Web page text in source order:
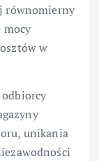
równomierny
mocy
w
odbiorcy
unikania